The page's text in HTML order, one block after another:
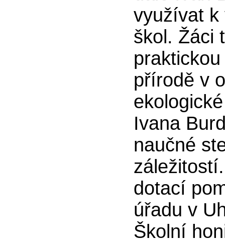
využívat k
škol. Žáci
přírodě v
Ivana
naučné
dotací
úřadu v
Školní